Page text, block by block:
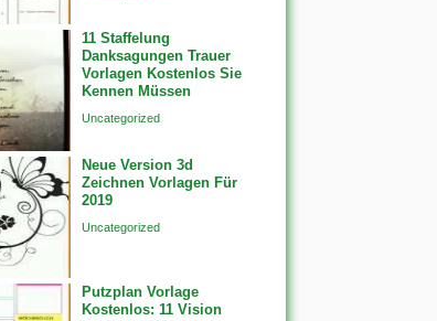
11 Staffelung
Danksagungen Trauer
Vorlagen Kostenlos Sie
Kennen Müssen
Uncategorized
Neue Version 3d
Zeichnen Vorlagen Für
2019
Uncategorized
Putzplan Vorlage
Kostenlos: 11 Vision